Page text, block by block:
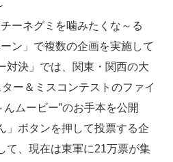
ーネグミを噛みたくな～る
ン」で複数の企画を実施して
対決」では、関東・関西の大
ー＆ミスコンテストのファイ
ムービー”のお手本を公開
」ボタンを押して投票する企
て、現在は東軍に21万票が集